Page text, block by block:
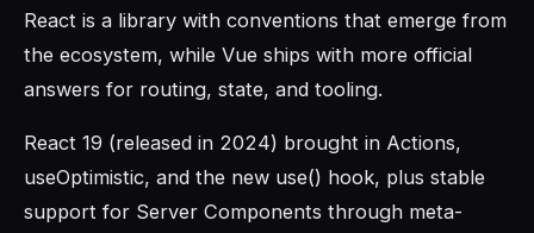
React is a library with conventions that emerge from
the ecosystem, while Vue ships with more official
answers for routing, state, and tooling.
React 19 (released in 2024) brought in Actions,
useOptimistic, and the new use() hook, plus stable
support for Server Components through meta-